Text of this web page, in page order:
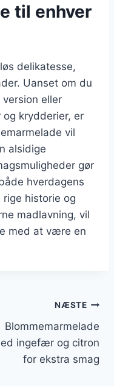
til enhver
delikatesse,
Uanset om du
eller
krydderier, er
vil
alsidige
gør
hverdagens
historie og
madlavning, vil
med at være en
NÆSTE
Blommemarmelade
ingefær og citron
for ekstra smag